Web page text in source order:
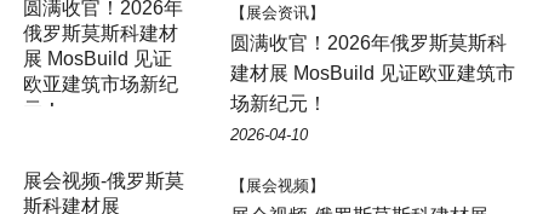
【展会资讯】
圆满收官！2026年俄罗斯莫斯科
建材展 MosBuild 见证欧亚建筑市
场新纪元！
2026-04-10
展会视频-俄罗斯莫
斯科建材展
【展会视频】